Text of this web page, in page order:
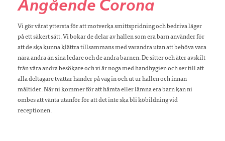
Angående Corona
Vi gör vårat yttersta för att motverka smittspridning och bedriva läger
på ett säkert sätt. Vi bokar de delar av hallen som era barn använder för
att de ska kunna klättra tillsammans med varandra utan att behöva vara
nära andra än sina ledare och de andra barnen. De sitter och äter avskilt
från våra andra besökare och vi är noga med handhygien och ser till att
alla deltagare tvättar händer på väg in och ut ur hallen och innan
måltider. När ni kommer för att hämta eller lämna era barn kan ni
ombes att vänta utanför för att det inte ska bli köbildning vid
receptionen.